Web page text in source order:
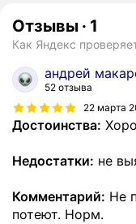
Отзывы · 1
Как Яндекс
андрей
52 отзыва
22 марта
Достоинства:
Недостатки: не
Комментарий: Не
потеют. Норм.